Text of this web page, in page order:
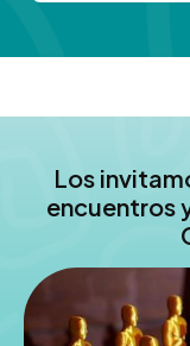
Los
encuentros